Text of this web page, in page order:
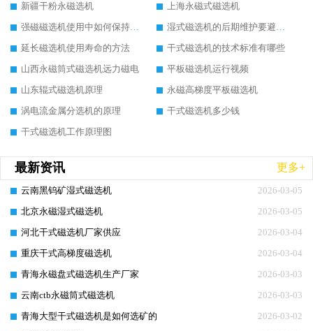
新疆干粉永磁选机
上海永磁式磁选机
强磁磁选机使用中如何保持其顺畅运行
湿式磁选机的后期维护要避开哪些坑
延长磁选机使用寿命的方法
干式磁选机的技术标准有哪些
山西永磁筒式磁选机远力磁电
平板磁选机运行视频
山东辊式磁选机原理
永磁高梯度平板磁选机
涡电流金属分选机的原理
干式磁选机多少钱
干式磁选机工作原理图
最新资讯 更多+
2026-03-05
云南黑钨矿湿式磁选机
2026-03-05
北京永磁湿式磁选机
2026-03-04
河北干式磁选机厂家供应
2026-03-04
重庆干式高梯度磁选机
2026-03-03
青海永磁盘式磁选机生产厂家
2026-03-03
云南ctb永磁筒式磁选机
2026-03-02
青海大型干式磁选机是如何选矿的